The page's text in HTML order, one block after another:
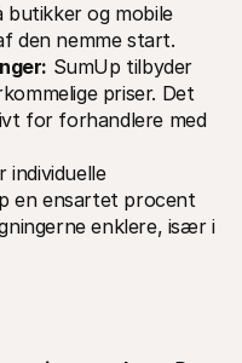
butikker og mobile
den nemme start.
SumUp tilbyder
priser. Det
for forhandlere med
individuelle
en ensartet procent
enklere, især i